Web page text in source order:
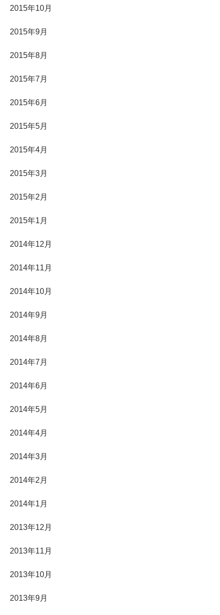
2015年10月
2015年9月
2015年8月
2015年7月
2015年6月
2015年5月
2015年4月
2015年3月
2015年2月
2015年1月
2014年12月
2014年11月
2014年10月
2014年9月
2014年8月
2014年7月
2014年6月
2014年5月
2014年4月
2014年3月
2014年2月
2014年1月
2013年12月
2013年11月
2013年10月
2013年9月